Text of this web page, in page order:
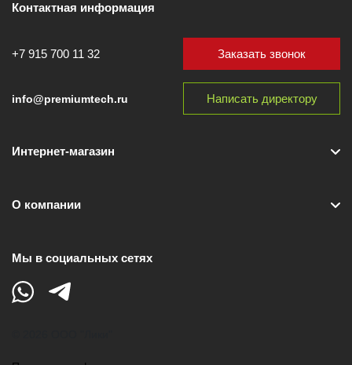
Контактная информация
+7 915 700 11 32
info@premiumtech.ru
Заказать звонок
Написать директору
Интернет-магазин
О компании
Мы в социальных сетях